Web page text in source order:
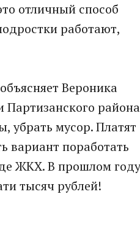
отличный способ
работают,
Вероника
Партизанского района
убрать мусор. Платят
вариант поработать
ЖКХ. В прошлом году
тысяч рублей!